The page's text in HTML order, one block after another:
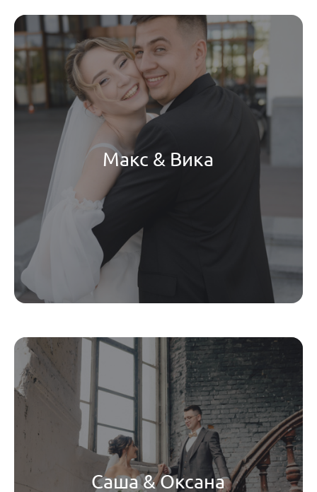
Макс & Вика
Саша & Оксана